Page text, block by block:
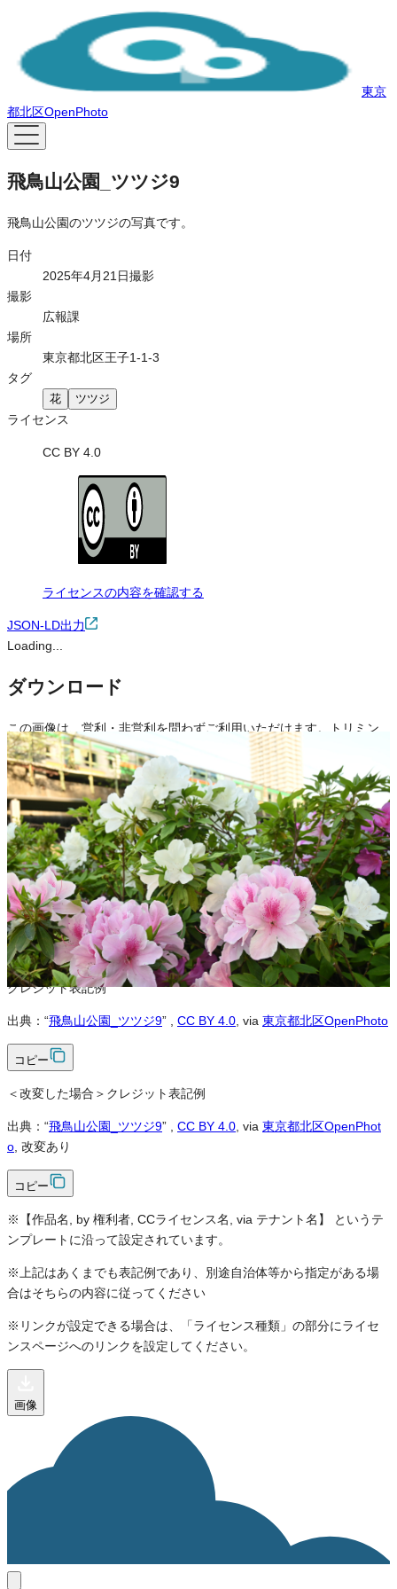
東京
都北区OpenPhoto
飛鳥山公園_ツツジ9
飛鳥山公園のツツジの写真です。
日付
2025年4月21日撮影
撮影
広報課
場所
東京都北区王子1-1-3
タグ
花 ツツジ
ライセンス
CC BY 4.0
ライセンスの内容を確認する
JSON-LD出力
Loading...
ダウンロード
この画像は、営利・非営利を問わずご利用いただけます。トリミン
グ・色変更などの改変も可能です。クレジット表記は必須です。
※本サイトの利用規約 も適用されます。
営利利用
可
改変
可
クレジット表記
必須
クレジット表記例
出典：“飛鳥山公園_ツツジ9” CC BY 4.0 , via 東京都北区OpenPhoto
コピー
＜改変した場合＞クレジット表記例
出典：“飛鳥山公園_ツツジ9” CC BY 4.0 , via 東京都北区OpenPhot
o , 改変あり
コピー
※【作品名, by 権利者, CCライセンス名, via テナント名】 というテ
ンプレートに沿って設定されています。
※上記はあくまでも表記例であり、別途自治体等から指定がある場
合はそちらの内容に従ってください
※リンクが設定できる場合は、「ライセンス種類」の部分にライセ
ンスページへのリンクを設定してください。
画像